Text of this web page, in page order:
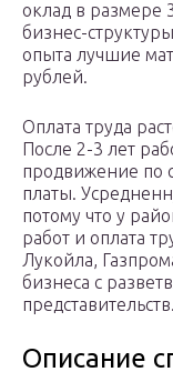
оклад в размере
бизнес-
опыта лучшие
рублей.
Оплата труда
После 2-3 лет
продвижение по
платы.
потому что у
работ и оплата
Лукойла,
бизнеса с
представительств.
Описание